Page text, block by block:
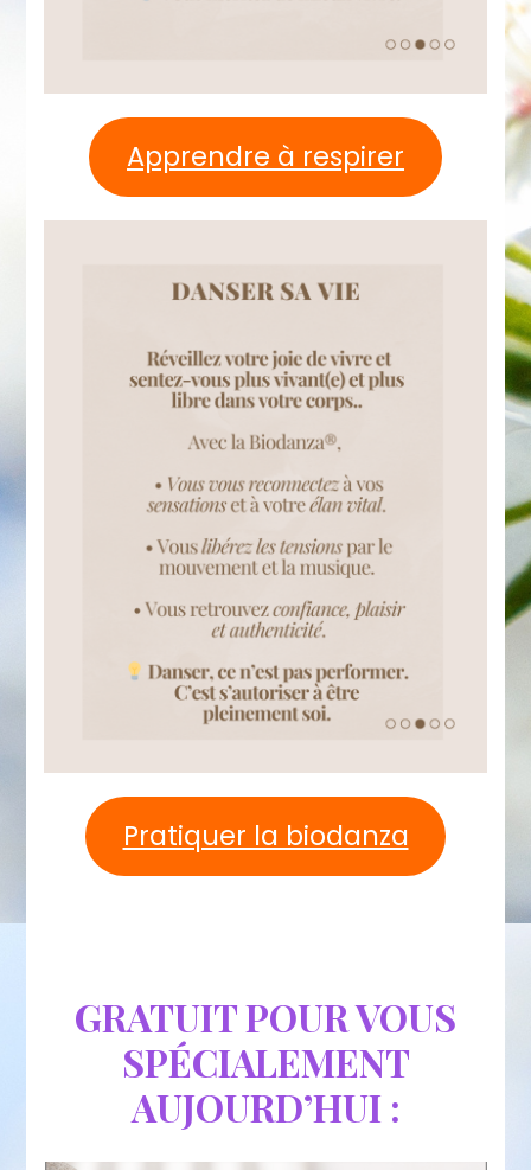
Apprendre à respirer
Pratiquer la biodanza
GRATUIT POUR VOUS
SPÉCIALEMENT
AUJOURD’HUI :